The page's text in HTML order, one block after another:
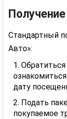
Стандартный
Авто»:
дату
Подать
покупаемое